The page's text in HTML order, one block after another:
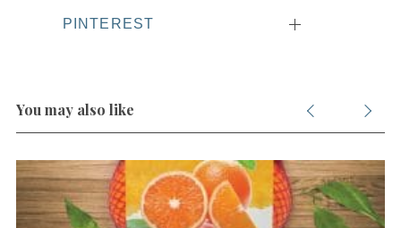
PINTEREST
You may also like
c
h
f
o
r
: